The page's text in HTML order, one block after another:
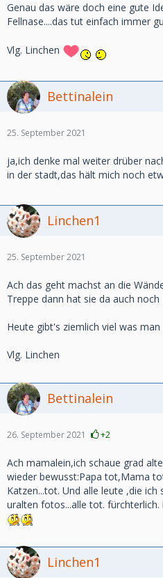
Genau das wäre doch eine gute
Fellnase....das tut einfach immer
Vlg. Linchen
Bettinalein
25. September 2021
ja,ich denke mal weiter drüber
in der stadt,das hält mich noch
Linchen1
25. September 2021
Ach das geht machst an die
Treppe dann hat sie da auch
Heute gibt's ziemlich viel was man
Vlg. Linchen
Bettinalein
26. September 2021 +2
Ach mamalein,ich schaue grad
wieder bewusst:Papa tot,Mama
Katzen...tot. Und alle leute ,die
uralten fotos...alle tot.
Linchen1